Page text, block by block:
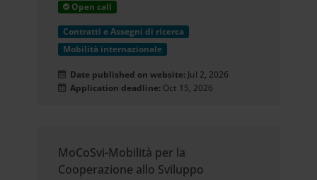
Open call
Contratti e Assegni di ricerca
Mobilità internazionale
Date published on website: Jul 2, 2026
Application deadline: Oct 15, 2026
MoCoSvi-Mobilità per la
Cooperazione allo Sviluppo